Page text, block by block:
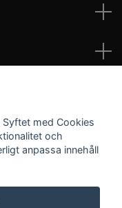
med Cookies
och
anpassa innehåll